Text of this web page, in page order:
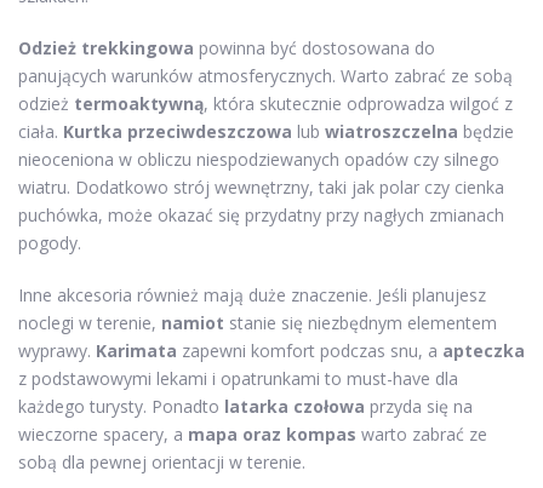
Odzież trekkingowa powinna być dostosowana do
panujących warunków atmosferycznych. Warto zabrać ze sobą
odzież termoaktywną, która skutecznie odprowadza wilgoć z
ciała. Kurtka przeciwdeszczowa lub wiatroszczelna będzie
nieoceniona w obliczu niespodziewanych opadów czy silnego
wiatru. Dodatkowo strój wewnętrzny, taki jak polar czy cienka
puchówka, może okazać się przydatny przy nagłych zmianach
pogody.
Inne akcesoria również mają duże znaczenie. Jeśli planujesz
noclegi w terenie, namiot stanie się niezbędnym elementem
wyprawy. Karimata zapewni komfort podczas snu, a apteczka
z podstawowymi lekami i opatrunkami to must-have dla
każdego turysty. Ponadto latarka czołowa przyda się na
wieczorne spacery, a mapa oraz kompas warto zabrać ze
sobą dla pewnej orientacji w terenie.